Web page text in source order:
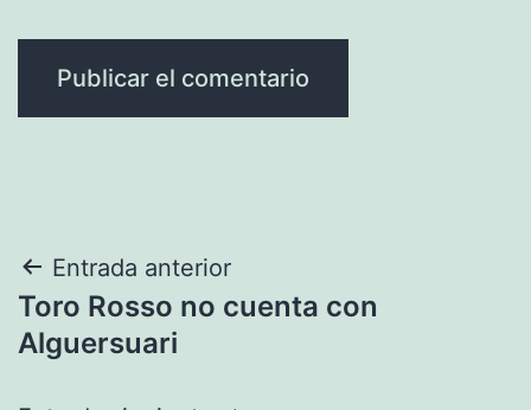
Navegación
de
Entrada anterior
Toro Rosso no cuenta con
Alguersuari